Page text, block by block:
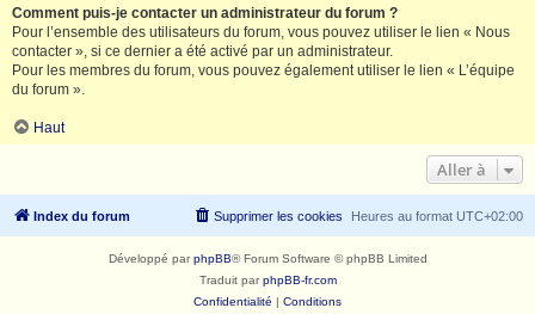
Comment puis-je contacter un administrateur du forum ?
Pour l’ensemble des utilisateurs du forum, vous pouvez utiliser le lien « Nous
contacter », si ce dernier a été activé par un administrateur.
Pour les membres du forum, vous pouvez également utiliser le lien « L’équipe
du forum ».
Haut
Aller à
Index du forum Heures au format UTC+02:00
Supprimer les cookies
Développé parphpBB® Forum Software © phpBB Limited
Traduit parphpBB-fr.com
Confidentialité | Conditions